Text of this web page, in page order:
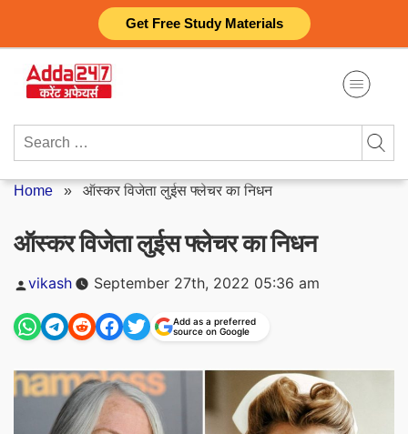
Get Free Study Materials
content
Search
Home » ऑस्कर विजेता लुईस फ्लेचर का निधन
ऑस्कर विजेता लुईस फ्लेचर का निधन
Posted
vikash September 27th, 2022 05:36 am
Add as a preferred
source on Google